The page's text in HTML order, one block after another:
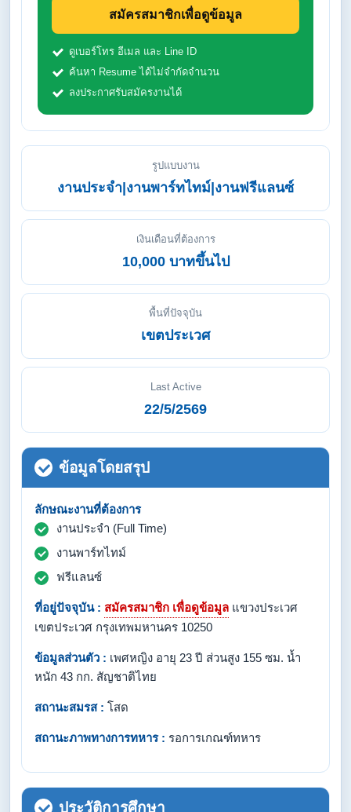
สมัครสมาชิกเพื่อดูข้อมูล
ดูเบอร์โทร อีเมล และ Line ID
ค้นหา Resume ได้ไม่จำกัดจำนวน
ลงประกาศรับสมัครงานได้
รูปแบบงาน
งานประจำ|งานพาร์ทไทม์|งานฟรีแลนซ์
เงินเดือนที่ต้องการ
10,000 บาทขึ้นไป
พื้นที่ปัจจุบัน
เขตประเวศ
Last Active
22/5/2569
ข้อมูลโดยสรุป
ลักษณะงานที่ต้องการ
งานประจำ (Full Time)
งานพาร์ทไทม์
ฟรีแลนซ์
ที่อยู่ปัจจุบัน : สมัครสมาชิก เพื่อดูข้อมูล แขวงประเวศ
เขตประเวศ กรุงเทพมหานคร 10250
ข้อมูลส่วนตัว : เพศหญิง อายุ 23 ปี ส่วนสูง 155 ซม. น้ำ
หนัก 43 กก. สัญชาติไทย
สถานะสมรส : โสด
สถานะภาพทางการทหาร : รอการเกณฑ์ทหาร
ประวัติการศึกษา